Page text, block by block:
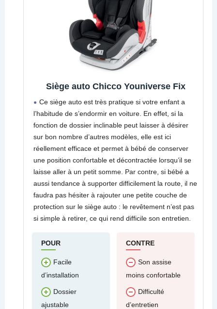
Siège auto Chicco Youniverse Fix
Ce siège auto est très pratique si votre enfant a
l’habitude de s’endormir en voiture. En effet, si la
fonction de dossier inclinable peut laisser à désirer
sur bon nombre d’autres modèles, elle est ici
réellement efficace et permet à bébé de conserver
une position confortable et décontractée lorsqu’il se
laisse aller à un petit somme. Par contre, si bébé a
aussi tendance à supporter difficilement la route, il ne
faudra pas hésiter à rajouter une petite couche de
protection sur le siège auto : le revêtement n’est pas
si simple à retirer, ce qui rend difficile son entretien.
POUR
Facile
d’installation
Dossier
ajustable
CONTRE
Son assise
moins confortable
Difficulté
d’entretien